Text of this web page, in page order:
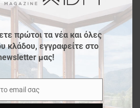
πρώτοι τα νέα και όλες
κλάδου, εγγραφείτε στο
μας!
email σας